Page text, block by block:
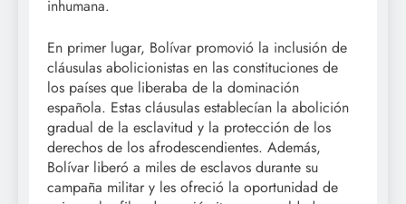
inhumana.
En primer lugar, Bolívar promovió la inclusión de
cláusulas abolicionistas en las constituciones de
los países que liberaba de la dominación
española. Estas cláusulas establecían la abolición
gradual de la esclavitud y la protección de los
derechos de los afrodescendientes. Además,
Bolívar liberó a miles de esclavos durante su
campaña militar y les ofreció la oportunidad de